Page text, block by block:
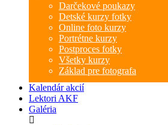
Darčekové poukazy
Detské kurzy fotky
Online foto kurzy
Portrétne kurzy
Postproces fotky
Všetky kurzy
Základ pre fotografa
Kalendár akcií
Lektori AKF
Galéria